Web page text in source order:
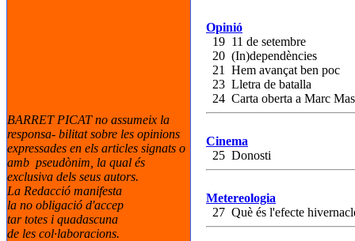
BARRET PICAT no assumeix la
responsa- bilitat sobre les opinions
expressades en els articles signats o
amb pseudònim, la qual és
exclusiva dels seus autors.
La Redacció manifesta
la no obligació d'accep
tar totes i quadascuna
de les col·laboracions.
Opinió
19 11 de setembre
20 (In)dependències
21 Hem avançat ben poc
23 Lletra de batalla
24 Carta oberta a Marc Mas
Cinema
25 Donosti
Metereologia
27 Què és l'efecte